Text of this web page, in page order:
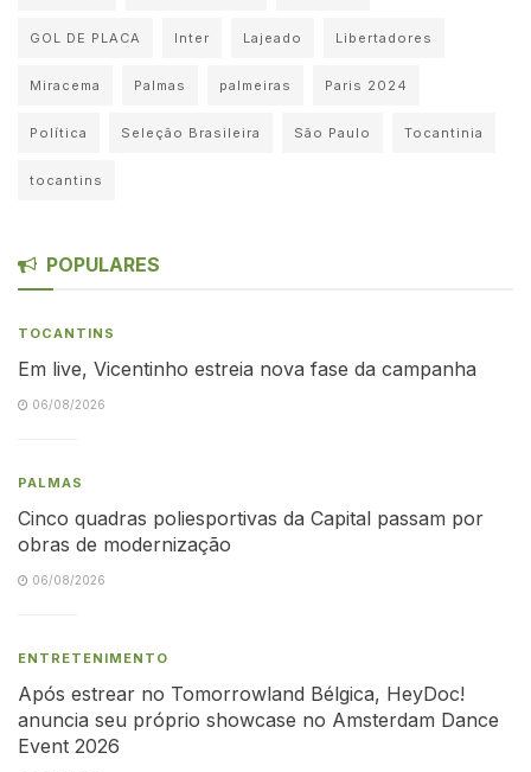
GOL DE PLACA Inter Lajeado Libertadores
Miracema Palmas palmeiras Paris 2024
Política Seleção Brasileira São Paulo Tocantinia
tocantins
POPULARES
TOCANTINS
Em live, Vicentinho estreia nova fase da campanha
06/08/2026
PALMAS
Cinco quadras poliesportivas da Capital passam por
obras de modernização
06/08/2026
ENTRETENIMENTO
Após estrear no Tomorrowland Bélgica, HeyDoc!
anuncia seu próprio showcase no Amsterdam Dance
Event 2026